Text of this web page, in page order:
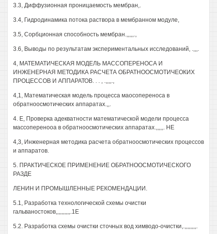
3.3, Диффузионная проницаемость мембран,.
3.4, Гидродинамика потока раствора в мембранном модуле,
3.5, Сорбционная способность мембран.,,,,,.,
3.6, Выводы по результатам экспериментальных исследований, .,,,.
4, МАТЕМАТИЧЕСКАЯ МОДЕЛЬ МАССОПЕРЕНОСА И
ИНЖЕНЕРНАЯ МЕТОДИКА РАСЧЕТА ОБРАТНООСМОТИЧЕОКИХ
ПРОЦЕССОВ И АППАРАТОВ. . . , .,,,,.,
4,1, Математическая модель процесса маосопереноса в
обратноосмотических аппаратах.,,.
4. Е, Проверка адекватности математической модели процесса
массоперенооа в обратноосмотических аппаратах.,,,,,. НЕ
4,3, Инженерная методика расчета обратноосмотических процессов
и аппаратов.
5. ПРАКТИЧЕСКОЕ ПРИМЕНЕНИЕ ОБРАТНООСМОТИЧЕСКОГО
РАЗДЕ
ЛЕНИН И ПРОМЫШЛЕННЫЕ РЕКОМЕНДАЦИИ.
5.1, Разработка технологической схемы очистки
гальваностоков,,,,,,,,,,.1Е
5.2. Разработка схемы очистки сточных вод химводо-очистки,.,,,,,,,,.